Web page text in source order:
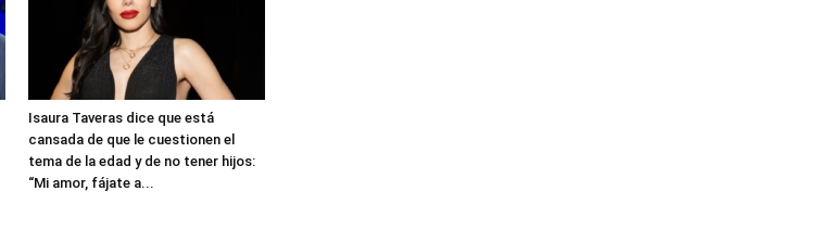
Isaura Taveras dice que está
cansada de que le cuestionen el
tema de la edad y de no tener hijos:
“Mi amor, fájate a...